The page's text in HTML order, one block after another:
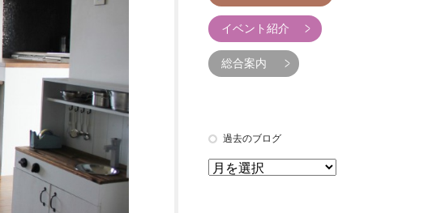
イベント紹介
総合案内
過去のブログ